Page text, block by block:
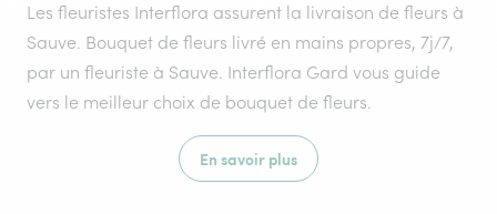
Les fleuristes Interflora assurent la livraison de fleurs à
Sauve. Bouquet de fleurs livré en mains propres, 7j/7,
par un fleuriste à Sauve. Interflora Gard vous guide
vers le meilleur choix de bouquet de fleurs.
En savoir plus